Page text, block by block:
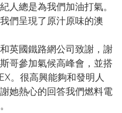
人總是為我們加油打氣。
們呈現了原汁原味的澳
國鐵路網公司致謝，謝
哥參加氣候高峰會，並搭
。很高興能夠和發明人
她熱心的回答我們燃料電